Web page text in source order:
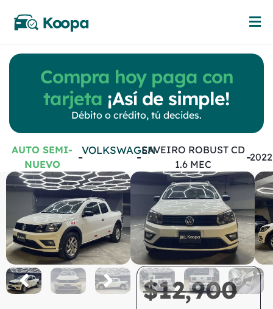
Compra hoy paga con
tarjeta ¡Así de simple!
Débito o crédito, tú decides.
AUTO SEMI-
NUEVO
-VOLKSWAGEN
-SAVEIRO ROBUST CD
1.6 MEC
-2022
Volkswagen
Saveiro ROBUST
CD 1.6 MEC
Manual
$12,900